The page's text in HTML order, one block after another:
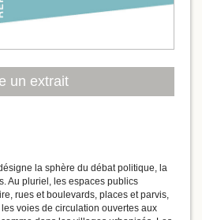
un extrait
la sphère du débat politique, la
Au pluriel, les espaces publics
rues et boulevards, places et parvis,
voies de circulation ouvertes aux